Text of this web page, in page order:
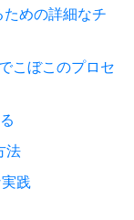
めの詳細なチ
こぼこのプロセ
法
践